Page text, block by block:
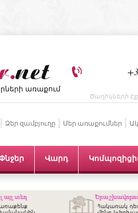
առաքում
Ծաղիկների
Ձեր զամբյուղը Մեր առաքումներ
Փնջեր Վարդ